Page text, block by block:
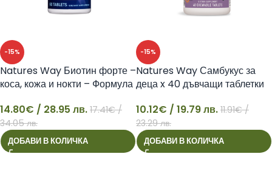
-15%
14
Natures Way Биотин форте –
коса, кожа и нокти – Формула
14.80€ / 28.95 лв. 17.41€/
34.05 лв.
ДОБАВИ В КОЛИЧКА
-15%
10
Natures Way Самбукус за
деца x 40 дъвчащи таблетки
10.12€ / 19.79 лв. 11.91€/
23.29 лв.
ДОБАВИ В КОЛИЧКА